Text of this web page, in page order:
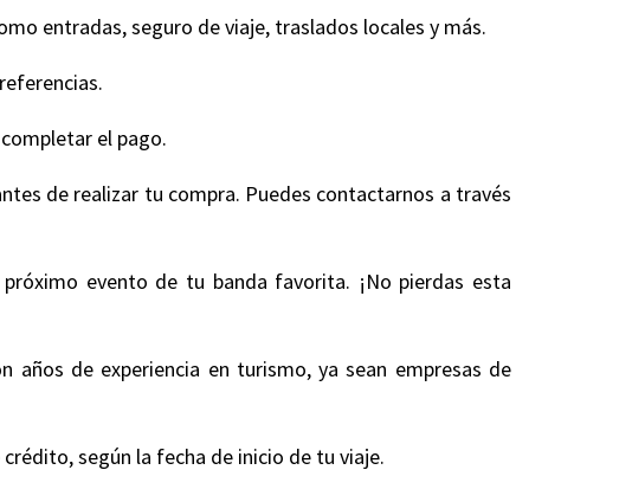
entradas, seguro de viaje, traslados locales y más.
el pago.
de realizar tu compra. Puedes contactarnos a través
evento de tu banda favorita. ¡No pierdas esta
años de experiencia en turismo, ya sean empresas de
según la fecha de inicio de tu viaje.